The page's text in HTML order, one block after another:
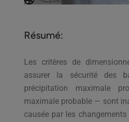
Résumé:
Les critères de
assurer la sécurité des
précipitation maximale
maximale probable — sont
causée par les